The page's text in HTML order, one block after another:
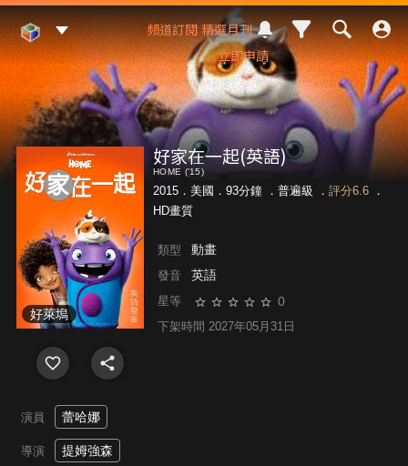
Mod Web頻道訂閱
立即申請
精選月刊
好萊塢
好家在一起(英語)
HOME (’15)
2015．美國．93分鐘 ． 普遍級 ． 評分6.6．
HD畫質
類型 動畫
發音 英語
星等 0
下架時間 2027年05月31日
演員 蕾哈娜
導演 提姆強森